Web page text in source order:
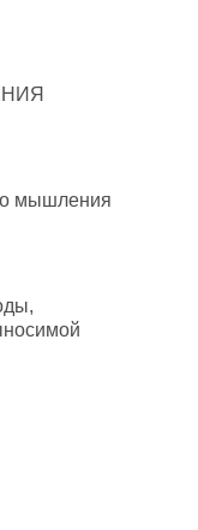
мышления